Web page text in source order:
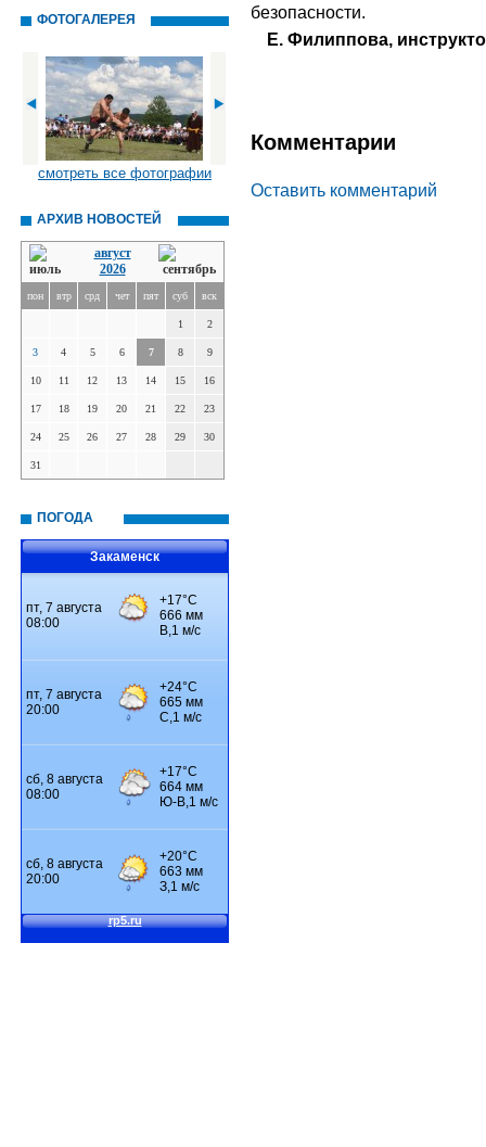
ФОТОГАЛЕРЕЯ
смотреть все фотографии
АРХИВ НОВОСТЕЙ
август
2026
пон втр срд чет пят суб вск
1 2
3 4 5 6 7 8 9
10 11 12 13 14 15 16
17 18 19 20 21 22 23
24 25 26 27 28 29 30
31
ПОГОДА
Закаменск
безопасности.
Е. Филиппова,
Комментарии
Оставить комментарий